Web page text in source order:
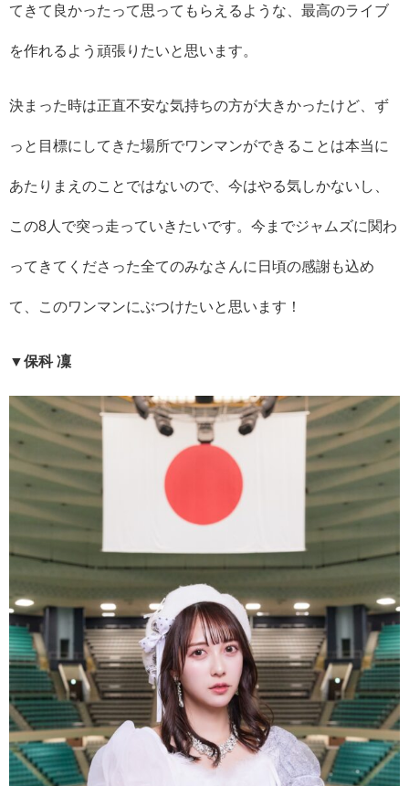
てきて良かったって思ってもらえるような、最高のライブ
を作れるよう頑張りたいと思います。
決まった時は正直不安な気持ちの方が大きかったけど、ず
っと目標にしてきた場所でワンマンができることは本当に
あたりまえのことではないので、今はやる気しかないし、
この8人で突っ走っていきたいです。今までジャムズに関わ
ってきてくださった全てのみなさんに日頃の感謝も込め
て、このワンマンにぶつけたいと思います！
▼保科 凜